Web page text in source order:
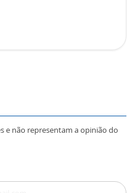
e não representam a opinião do